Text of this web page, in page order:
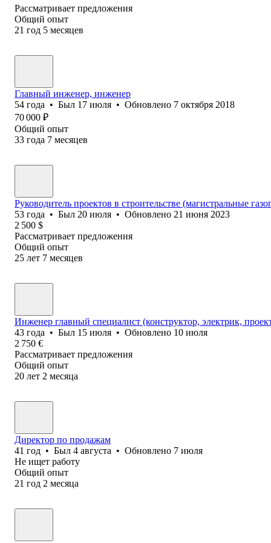
Рассматривает предложения
Общий опыт
21 год 5 месяцев
Главный инженер, инженер
54 года • Был 17 июля • Обновлено 7 октября 2018
70 000 ₽
Общий опыт
33 года 7 месяцев
Руководитель проектов в строительстве (магистральные
53 года • Был 20 июля • Обновлено 21 июня 2023
2 500 $
Рассматривает предложения
Общий опыт
25 лет 7 месяцев
Инженер главный специалист (конструктор, электрик,
43 года • Был 15 июля • Обновлено 10 июля
2 750 €
Рассматривает предложения
Общий опыт
20 лет 2 месяца
Директор по продажам
41 год • Был 4 августа • Обновлено 7 июля
Не ищет работу
Общий опыт
21 год 2 месяца